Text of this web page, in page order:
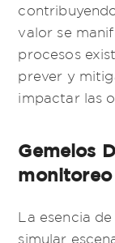
valor se
procesos
prever y
impactar las
Gemelos
monitoreo
La esencia de
simular